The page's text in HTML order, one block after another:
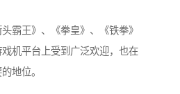
霸王》、《拳皇》、《铁拳》
机平台上受到广泛欢迎，也在
地位。